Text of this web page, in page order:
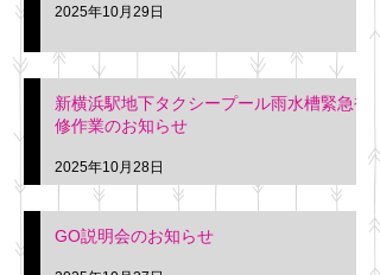
2025年10月29日
新横浜駅地下タクシープール雨水槽緊急補
修作業のお知らせ
2025年10月28日
GO説明会のお知らせ